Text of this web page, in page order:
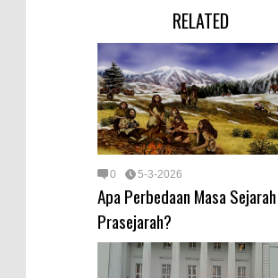
RELATED
0 5-3-2026
Apa Perbedaan Masa
Prasejarah?